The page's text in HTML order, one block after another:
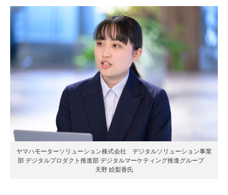
ヤマハモーターソリューション株式会社 デジタルソリューション事業
部 デジタルプロダクト推進部 デジタルマーケティング推進グループ
天野 絵梨香氏